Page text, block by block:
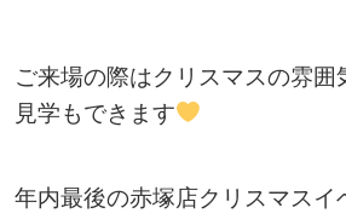
ご来場の際はクリスマスの雰囲
見学もできます
年内最後の赤塚店クリスマスイ